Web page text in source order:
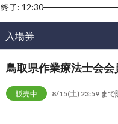
終了: 12:30
入場券
鳥取県作業療法士会
販売中 8/15(土) 23:59 まで